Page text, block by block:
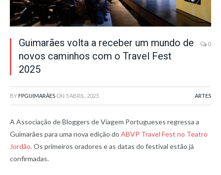
Guimarães volta a receber um mundo de
novos caminhos com o Travel Fest
2025
0
BY FPGUIMARÃES ON 5 ABRIL, 2025 ARTES
A Associação de Bloggers de Viagem Portugueses regressa a
Guimarães para uma nova edição do ABVP Travel Fest no Teatro
Jordão. Os primeiros oradores e as datas do festival estão já
confirmadas.